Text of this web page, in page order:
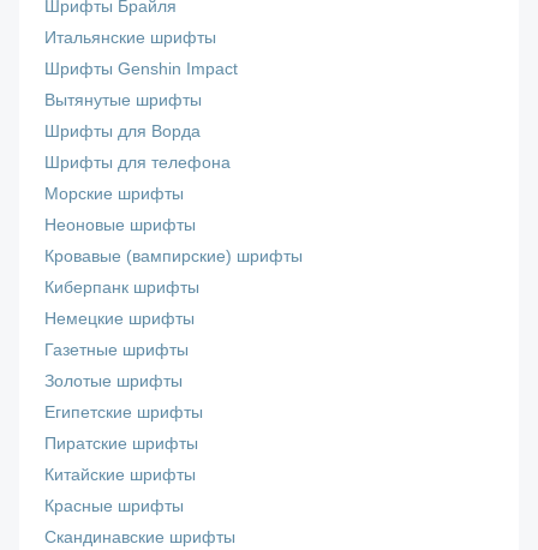
Шрифты Брайля
Итальянские шрифты
Шрифты Genshin Impact
Вытянутые шрифты
Шрифты для Ворда
Шрифты для телефона
Морские шрифты
Неоновые шрифты
Кровавые (вампирские) шрифты
Киберпанк шрифты
Немецкие шрифты
Газетные шрифты
Золотые шрифты
Египетские шрифты
Пиратские шрифты
Китайские шрифты
Красные шрифты
Скандинавские шрифты